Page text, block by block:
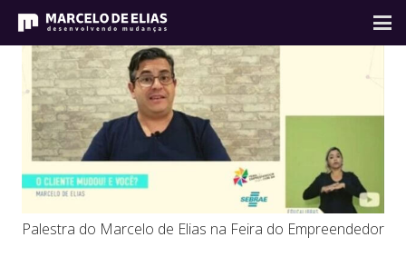
Palestra do Marcelo de Elias na Feira do Empreendedor